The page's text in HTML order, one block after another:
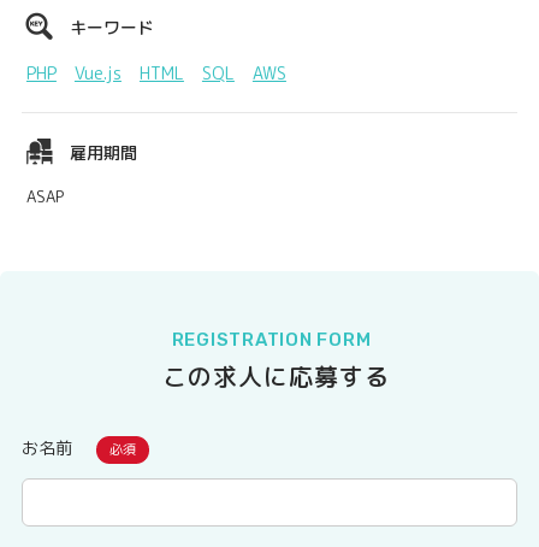
キーワード
PHP
Vue.js HTML SQL AWS
雇用期間
ASAP
REGISTRATION FORM
この求人に応募する
お名前